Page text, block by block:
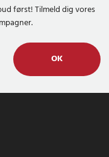
først! Tilmeld dig vores
OK